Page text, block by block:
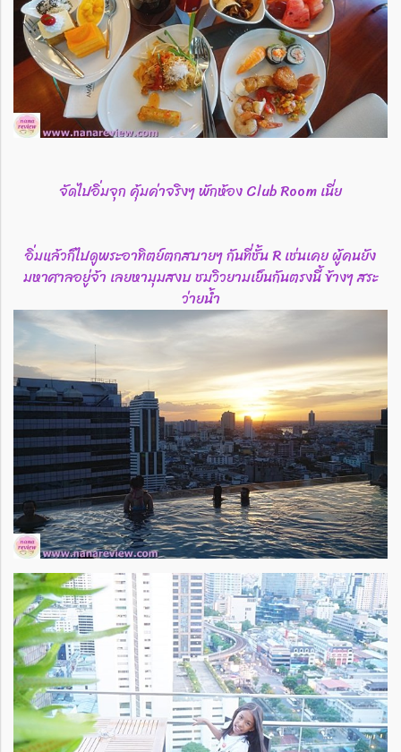
จัดไปอิ่มจุก คุ้มค่าจริงๆ พักห้อง Club Room เนี่ย
อิ่มแล้วก็ไปดูพระอาทิตย์ตกสบายๆ กันที่ชั้น R เช่นเคย ผู้คนยัง
มหาศาลอยู่จ้า เลยหามุมสงบ ชมวิวยามเย็นกันตรงนี้ ข้างๆ สระ
ว่ายน้ำ